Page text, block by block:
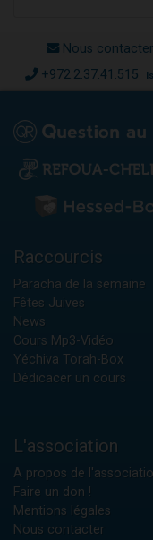
Nous contacter
+972.2.37.41.515
Raccourcis
Paracha de la semaine
Fêtes Juives
News
Cours Mp3-Vidéo
Yéchiva Torah-Box
Dédicacer un cours
L'association
A propos de
Faire un don !
Mentions légales
Nous contacter